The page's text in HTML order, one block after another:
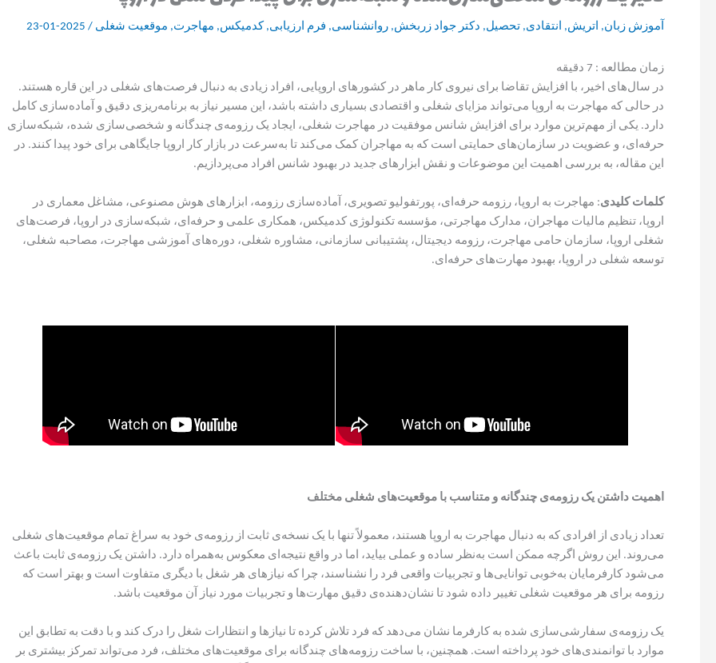
آموزش زبان, اتریش, انتقادی, تحصیل, دکتر جواد زربخش, روانشناسی, فرم ارزیابی, کدمیکس, مهاجرت, موقعیت شغلی /
2025-01-23
زمان مطالعه : 7 دقیقه
در سال‌های اخیر، با افزایش تقاضا برای نیروی کار ماهر در کشورهای اروپایی، افراد زیادی به دنبال فرصت‌های شغلی در این قاره هستند.
در حالی که مهاجرت به اروپا می‌تواند مزایای شغلی و اقتصادی بسیاری داشته باشد، این مسیر نیاز به برنامه‌ریزی دقیق و آماده‌سازی کامل
دارد. یکی از مهم‌ترین موارد برای افزایش شانس موفقیت در مهاجرت شغلی، ایجاد یک رزومه‌ی چندگانه و شخصی‌سازی شده، شبکه‌سازی
حرفه‌ای، و عضویت در سازمان‌های حمایتی است که به مهاجران کمک می‌کند تا به‌سرعت در بازار کار اروپا جایگاهی برای خود پیدا کنند. در
این مقاله، به بررسی اهمیت این موضوعات و نقش ابزارهای جدید در بهبود شانس افراد می‌پردازیم.
کلمات کلیدی: مهاجرت به اروپا، رزومه حرفه‌ای، پورتفولیو تصویری، آماده‌سازی رزومه، ابزارهای هوش مصنوعی، مشاغل معماری در
اروپا، تنظیم مالیات مهاجران، مدارک مهاجرتی، مؤسسه تکنولوژی کدمیکس، همکاری علمی و حرفه‌ای، شبکه‌سازی در اروپا، فرصت‌های
شغلی اروپا، سازمان حامی مهاجرت، رزومه دیجیتال، پشتیبانی سازمانی، مشاوره شغلی، دوره‌های آموزشی مهاجرت، مصاحبه شغلی،
توسعه شغلی در اروپا، بهبود مهارت‌های حرفه‌ای.
اهمیت داشتن یک رزومه‌ی چندگانه و متناسب با موقعیت‌های شغلی مختلف
تعداد زیادی از افرادی که به دنبال مهاجرت به اروپا هستند، معمولاً تنها با یک نسخه‌ی ثابت از رزومه‌ی خود به سراغ تمام موقعیت‌های شغلی
می‌روند. این روش اگرچه ممکن است به‌نظر ساده و عملی بیاید، اما در واقع نتیجه‌ای معکوس به‌همراه دارد. داشتن یک رزومه‌ی ثابت باعث
می‌شود کارفرمایان به‌خوبی توانایی‌ها و تجربیات واقعی فرد را نشناسند، چرا که نیازهای هر شغل با دیگری متفاوت است و بهتر است که
رزومه برای هر موقعیت شغلی تغییر داده شود تا نشان‌دهنده‌ی دقیق مهارت‌ها و تجربیات مورد نیاز آن موقعیت باشد.
یک رزومه‌ی سفارشی‌سازی شده به کارفرما نشان می‌دهد که فرد تلاش کرده تا نیازها و انتظارات شغل را درک کند و با دقت به تطابق این
موارد با توانمندی‌های خود پرداخته است. همچنین، با ساخت رزومه‌های چندگانه برای موقعیت‌های مختلف، فرد می‌تواند تمرکز بیشتری بر